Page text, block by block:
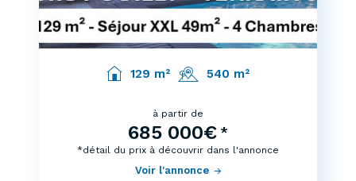
129 m² 540 m²
à partir de
685 000€ *
Voir l'annonce
*détail du prix à découvrir dans l'annonce